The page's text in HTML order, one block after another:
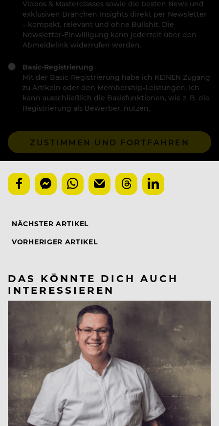
Videos & Masterclasses sowie die besten News und
exklusiven Branchen-Insights direkt per Newsletter
– kompakt, relevant und ohne Bullshit. Die
Newsletter-Einwilligung kann jederzeit über den
Abmeldelink widerrufen werden.
Basic-Registrierung
Mit der Basic-Registrierung habe ich KEINEN Zugang
zu Artikeln oder den Membership-Leistungen. Ich
kann ausschließlich die Basisfunktionen, wie z. B. die
Registrierung als Bewerber, nutzen.
ZUSTIMMEN UND FORTFAHREN
NÄCHSTER ARTIKEL
VORHERIGER ARTIKEL
DAS KÖNNTE DICH AUCH
INTERESSIEREN